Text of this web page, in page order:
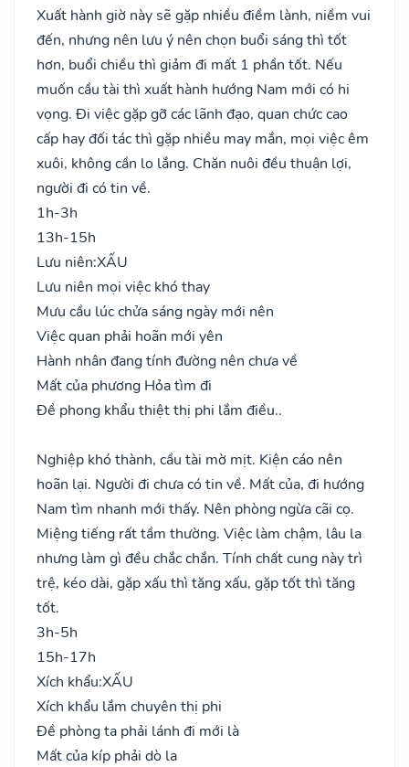
Xuất hành giờ này sẽ gặp nhiều điềm lành, niềm vui
đến, nhưng nên lưu ý nên chọn buổi sáng thì tốt
hơn, buổi chiều thì giảm đi mất 1 phần tốt. Nếu
muốn cầu tài thì xuất hành hướng Nam mới có hi
vọng. Đi việc gặp gỡ các lãnh đạo, quan chức cao
cấp hay đối tác thì gặp nhiều may mắn, mọi việc êm
xuôi, không cần lo lắng. Chăn nuôi đều thuận lợi,
người đi có tin về.
1h-3h
13h-15h
Lưu niên:XẤU
Lưu niên mọi việc khó thay
Mưu cầu lúc chửa sáng ngày mới nên
Việc quan phải hoãn mới yên
Hành nhân đang tính đường nên chưa về
Mất của phương Hỏa tìm đi
Đề phong khẩu thiệt thị phi lắm điều..
Nghiệp khó thành, cầu tài mờ mịt. Kiện cáo nên
hoãn lại. Người đi chưa có tin về. Mất của, đi hướng
Nam tìm nhanh mới thấy. Nên phòng ngừa cãi cọ.
Miệng tiếng rất tầm thường. Việc làm chậm, lâu la
nhưng làm gì đều chắc chắn. Tính chất cung này trì
trệ, kéo dài, gặp xấu thì tăng xấu, gặp tốt thì tăng
tốt.
3h-5h
15h-17h
Xích khẩu:XẤU
Xích khẩu lắm chuyên thị phi
Đề phòng ta phải lánh đi mới là
Mất của kíp phải dò la